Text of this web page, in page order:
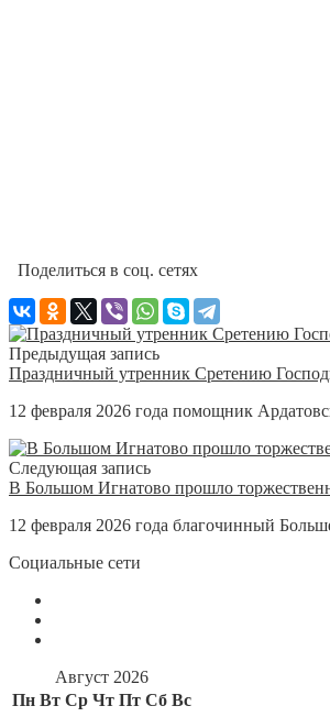
Поделиться в соц. сетях
Предыдущая запись
Праздничный утренник Сретению
12 февраля 2026 года помощник
Следующая запись
В Большом Игнатово прошло
12 февраля 2026 года благочинный
Социальные сети
Август 2026
Пн Вт Ср Чт Пт Сб Вс